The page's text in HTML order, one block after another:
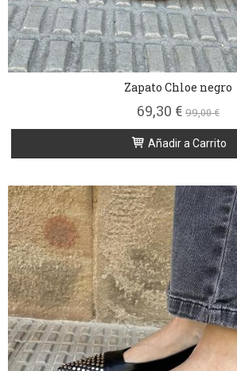
Zapato Chloe negro
69,30 € 99,00 €
Añadir a Carrito